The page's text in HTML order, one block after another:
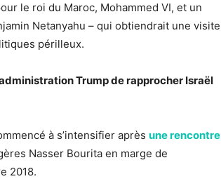
le roi du Maroc, Mohammed VI, et un
Netanyahu – qui obtiendrait une visite
périlleux.
Trump de rapprocher Israël
à s’intensifier après une rencontre
Nasser Bourita en marge de
2018.